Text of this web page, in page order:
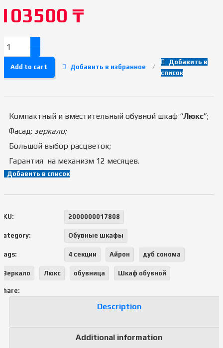
₸
Add to cart Добавить в избранное
Добавить в
список
Компактный и вместительный обувной шкаф “Люкс”;
Фасад: зеркало;
Большой выбор расцветок;
Гарантия на механизм 12 месяцев.
Добавить в список
2000000017808
Обувные шкафы
4 секции Айрон дуб сонома
Зеркало Люкс обувница Шкаф обувной
Description
Additional information